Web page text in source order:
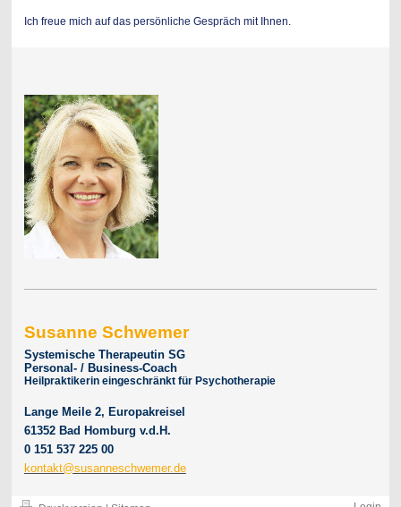
Ich freue mich auf das persönliche Gespräch mit Ihnen.
Susanne Schwemer
Systemische Therapeutin SG
Personal- / Business-Coach
Heilpraktikerin eingeschränkt für Psychotherapie
Lange Meile 2, Europakreisel
61352 Bad Homburg v.d.H.
0 151 537 225 00
kontakt@susanneschwemer.de